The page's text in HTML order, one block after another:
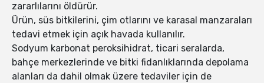
zararlılarını öldürür.
Ürün, süs bitkilerini, çim otlarını ve karasal manzaraları
tedavi etmek için açık havada kullanılır.
Sodyum karbonat peroksihidrat, ticari seralarda,
bahçe merkezlerinde ve bitki fidanlıklarında depolama
alanları da dahil olmak üzere tedaviler için de